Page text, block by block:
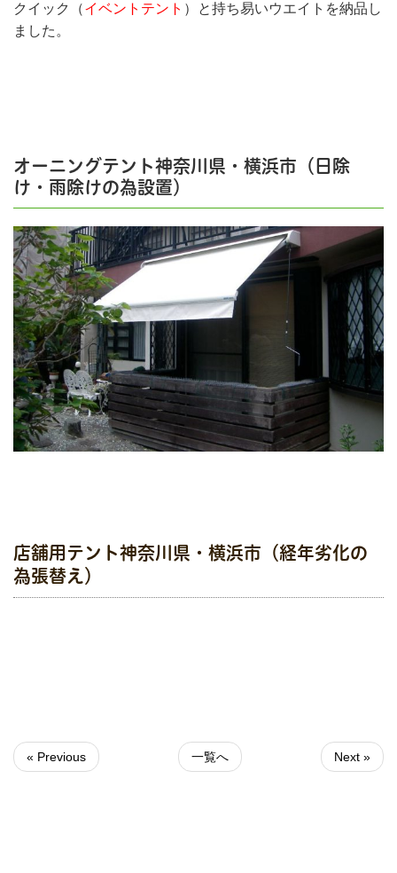
クイック（イベントテント ）と持ち易いウエイトを納品し
ました。
オーニングテント神奈川県・横浜市（日除
け・雨除けの為設置）
店舗用テント神奈川県・横浜市（経年劣化の
為張替え）
« Previous 一覧へ Next »